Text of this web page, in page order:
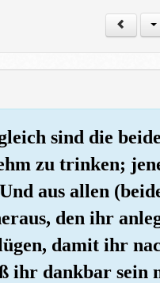
sind die
zu trinken;
aus allen
den ihr
damit ihr
ihr dankbar sein